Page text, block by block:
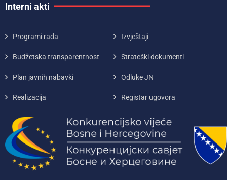
Interni akti
Programi rada Izvještaji
Budžetska transparentnost Strateški dokumenti
Plan javnih nabavki Odluke JN
Realizacija Registar ugovora